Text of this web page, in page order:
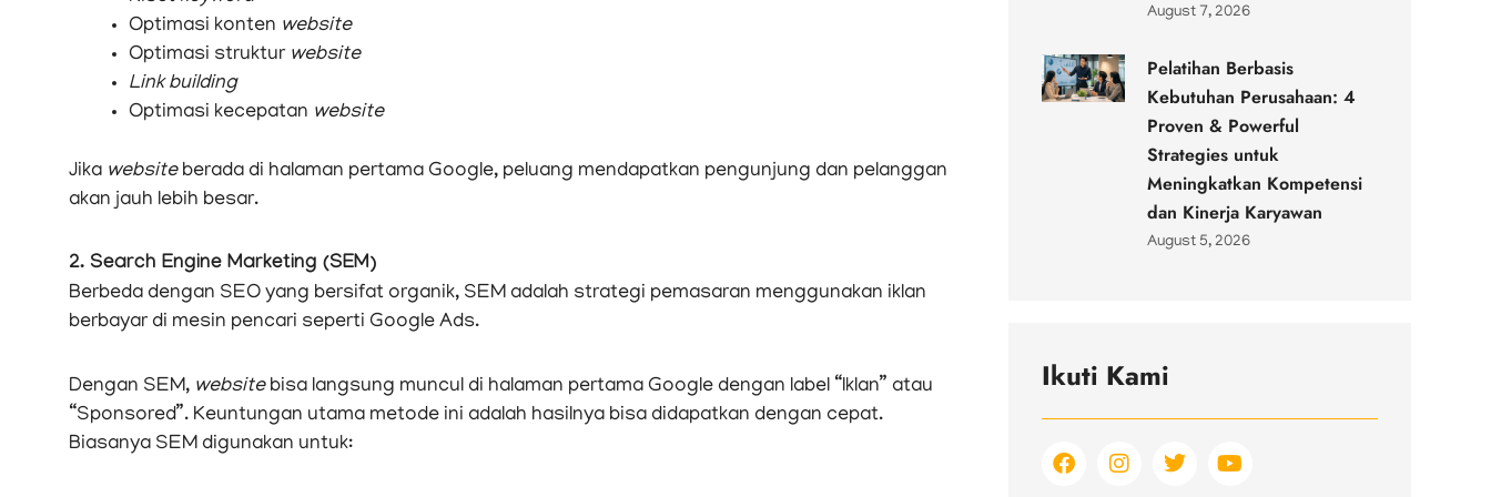
Optimasi konten website
Optimasi struktur website
Link building
Optimasi kecepatan website
Jika websiteberada di halaman pertama Google, peluang mendapatkan pengunjung dan pelanggan
akan jauh lebih besar.
2. Search Engine Marketing (SEM)
Berbeda dengan SEO yang bersifat organik, SEM adalah strategi pemasaran menggunakan iklan
berbayar di mesin pencari seperti Google Ads.
Dengan SEM, websitebisa langsung muncul di halaman pertama Google dengan label “Iklan” atau
“Sponsored”. Keuntungan utama metode ini adalah hasilnya bisa didapatkan dengan cepat.
Biasanya SEM digunakan untuk:
August 7, 2026
Pelatihan Berbasis
Kebutuhan Perusahaan: 4
Proven & Powerful
Strategies untuk
Meningkatkan Kompetensi
dan Kinerja Karyawan
August 5, 2026
Ikuti Kami
F
a
I
n
T
w
Y
o